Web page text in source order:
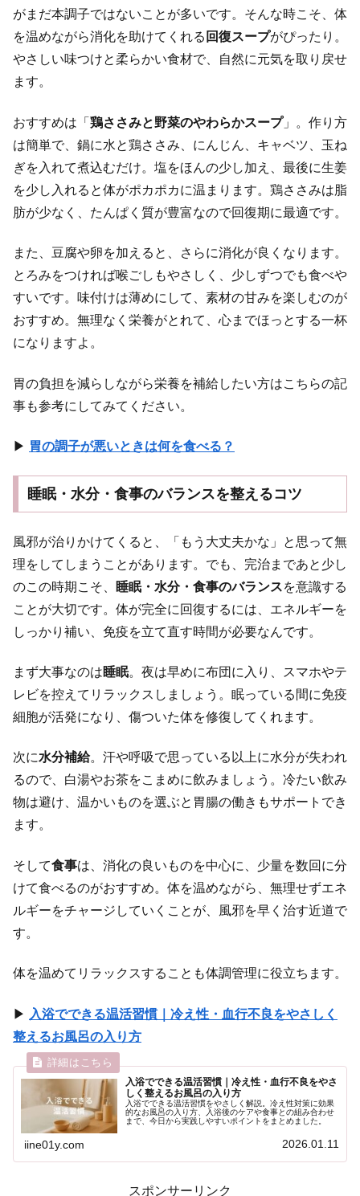
がまだ本調子ではないことが多いです。そんな時こそ、体
を温めながら消化を助けてくれる 回復スープがぴったり。
やさしい味つけと柔らかい食材で、自然に元気を取り戻せ
ます。
おすすめは「 鶏ささみと野菜のやわらかスープ」。作り方
は簡単で、鍋に水と鶏ささみ、にんじん、キャベツ、玉ね
ぎを入れて煮込むだけ。塩をほんの少し加え、最後に生姜
を少し入れると体がポカポカに温まります。鶏ささみは脂
肪が少なく、たんぱく質が豊富なので回復期に最適です。
また、豆腐や卵を加えると、さらに消化が良くなります。
とろみをつければ喉ごしもやさしく、少しずつでも食べや
すいです。味付けは薄めにして、素材の甘みを楽しむのが
おすすめ。無理なく栄養がとれて、心までほっとする一杯
になりますよ。
胃の負担を減らしながら栄養を補給したい方はこちらの記
事も参考にしてみてください。
▶ 胃の調子が悪いときは何を食べる？
睡眠・水分・食事のバランスを整えるコツ
風邪が治りかけてくると、「もう大丈夫かな」と思って無
理をしてしまうことがあります。でも、完治まであと少し
のこの時期こそ、
睡眠・水分・食事のバランスを意識する
ことが大切です。体が完全に回復するには、エネルギーを
しっかり補い、免疫を立て直す時間が必要なんです。
まず大事なのは睡眠。夜は早めに布団に入り、スマホやテ
レビを控えてリラックスしましょう。眠っている間に免疫
細胞が活発になり、傷ついた体を修復してくれます。
次に水分補給。汗や呼吸で思っている以上に水分が失われ
るので、白湯やお茶をこまめに飲みましょう。冷たい飲み
物は避け、温かいものを選ぶと胃腸の働きもサポートでき
ます。
そして食事は、消化の良いものを中心に、少量を数回に分
けて食べるのがおすすめ。体を温めながら、無理せずエネ
ルギーをチャージしていくことが、風邪を早く治す近道で
す。
体を温めてリラックスすることも体調管理に役立ちます。
▶ 入浴でできる温活習慣｜冷え性・血行不良をやさしく
整えるお風呂の入り方
入浴でできる温活習慣｜冷え性・血行不良をやさ
しく整えるお風呂の入り方
入浴でできる温活習慣をやさしく解説。冷え性対策に効果
的なお風呂の入り方、入浴後のケアや食事との組み合わせ
まで、今日から実践しやすいポイントをまとめました。
iine01y.com 2026.01.11
スポンサーリンク